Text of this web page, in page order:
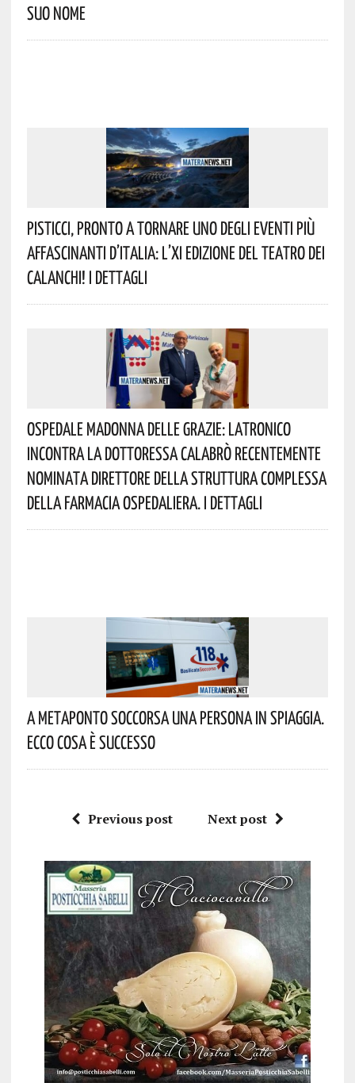
Suo Nome
Pisticci, Pronto A Tornare Uno Degli Eventi Più
Affascinanti D’Italia: L’XI Edizione Del Teatro Dei
Calanchi! I Dettagli
Ospedale Madonna Delle Grazie: Latronico
Incontra La Dottoressa Calabrò Recentemente
Nominata Direttore Della Struttura Complessa
Della Farmacia Ospedaliera. I Dettagli
A Metaponto Soccorsa Una Persona In Spiaggia.
Ecco Cosa È Successo
Previous post Next post